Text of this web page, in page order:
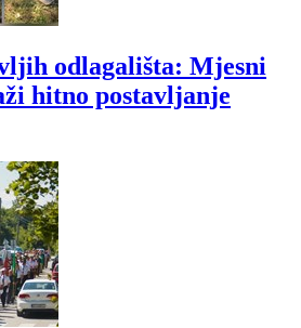
odlagališta: Mjesni
hitno postavljanje